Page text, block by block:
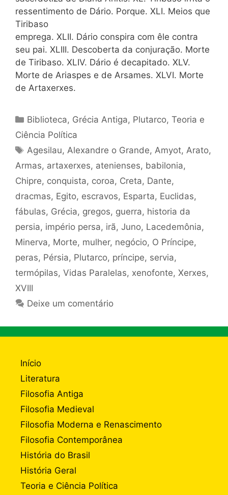
ressentimento de Dário. Porque. XLI. Meios que
Tiribaso
emprega. XLII. Dário conspira com êle contra
seu pai. XLIII. Descoberta da conjuração. Morte
de Tiribaso. XLIV. Dário é decapitado. XLV.
Morte de Ariaspes e de Arsames. XLVI. Morte
de Artaxerxes.
Categorias
Biblioteca, Grécia Antiga, Plutarco,Teoria e
Ciência Política
Tags
Agesilau, Alexandre o Grande, Amyot, Arato,
Armas, artaxerxes, atenienses, babilonia,
Chipre, conquista, coroa, Creta, Dante,
dracmas, Egito, escravos, Esparta, Euclidas,
fábulas, Grécia, gregos, guerra, historia da
persia, império persa, irã, Juno, Lacedemônia,
Minerva, Morte, mulher, negócio, O Príncipe,
peras, Pérsia, Plutarco, príncipe, servia,
termópilas, Vidas Paralelas, xenofonte, Xerxes,
XVIII
Deixe um comentário
Início
Literatura
Filosofia Antiga
Filosofia Medieval
Filosofia Moderna e Renascimento
Filosofia Contemporânea
História do Brasil
História Geral
Teoria e Ciência Política